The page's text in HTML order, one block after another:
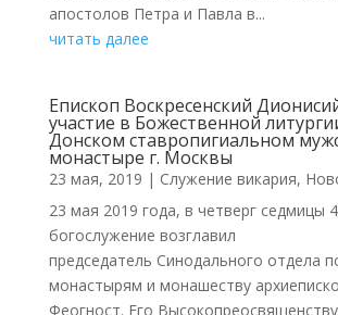
апостолов Петра и Павла в...
читать далее
Епископ Воскресенский
участие в Божественной
Донском ставропигиальном
монастыре г. Москвы
23 мая, 2019 | Cлужение викария,
23 мая 2019 года, в четверг седмицы
богослужение возглавил
председатель Синодального отдела
монастырям и монашеству
Феогност. Его